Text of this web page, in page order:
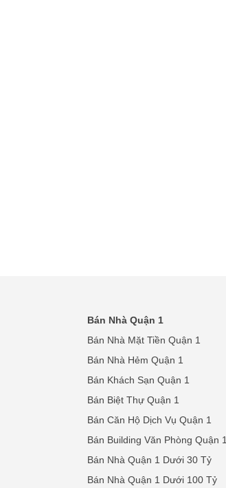
Bán Nhà Quận 1
Bán Nhà Mặt Tiền Quận 1
Bán Nhà Hẻm Quận 1
Bán Khách Sạn Quận 1
Bán Biệt Thự Quận 1
Bán Căn Hộ Dịch Vụ Quận 1
Bán Building Văn Phòng Quận 1
Bán Nhà Quận 1 Dưới 30 Tỷ
Bán Nhà Quận 1 Dưới 100 Tỷ